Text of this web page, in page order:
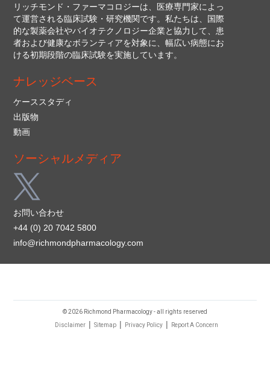
リッチモンド・ファーマコロジーは、医療専門家によっ
て運営される臨床試験・研究機関です。私たちは、国際
的な製薬会社やバイオテクノロジー企業と協力して、患
者および健康なボランティアを対象に、幅広い病態にお
ける初期段階の臨床試験を実施しています。
ナレッジベース
ケーススタディ
出版物
動画
ソーシャルメディア
お問い合わせ
+44 (0) 20 7042 5800
info@richmondpharmacology.com
© 2026 Richmond Pharmacology - all rights reserved
Disclaimer | Sitemap | Privacy Policy | Report A Concern